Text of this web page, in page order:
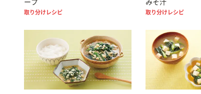
ープ
取り分けレシピ
みそ汁
取り分けレシピ